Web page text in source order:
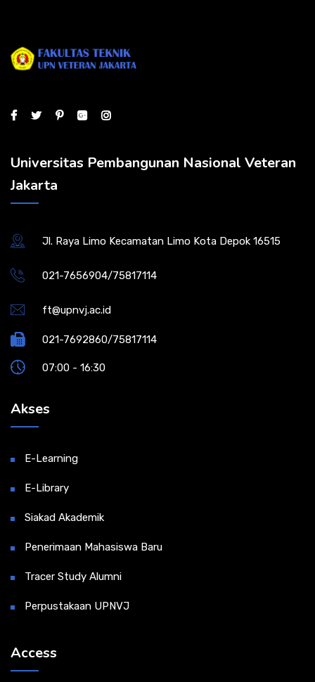
Universitas Pembangunan Nasional Veteran
Jakarta
Jl. Raya Limo Kecamatan Limo Kota Depok 16515
021-7656904/75817114
ft@upnvj.ac.id
021-7692860/75817114
07:00 - 16:30
Akses
E-Learning
E-Library
Siakad Akademik
Penerimaan Mahasiswa Baru
Tracer Study Alumni
Perpustakaan UPNVJ
Access